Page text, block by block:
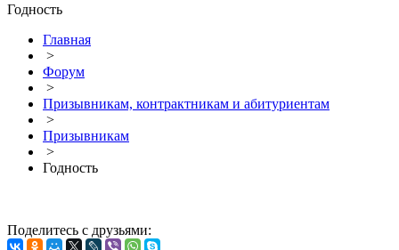
Годность
Главная
>
Форум
>
Призывникам, контрактникам и абитуриентам
>
Призывникам
>
Годность
Поделитесь с друзьями: